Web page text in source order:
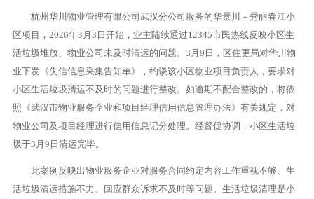
杭州华川物业管理有限公司武汉分公司服务的华景川－秀丽春江小
区项目，2026年3月3日开始，业主陆续通过12345市民热线反映小区生
活垃圾堆放、物业公司未及时清运的问题。3月9日，区住更局对华川物
业下发《失信信息采集告知单》，约谈该小区物业项目负责人，要求对
小区生活垃圾清运不及时的问题进行整改。如逾期不配合整改的，将依
照《武汉市物业服务企业和项目经理信用信息管理办法》有关规定，对
物业公司及项目经理进行信用信息记分处理。经督促协调，小区生活垃
圾于3月9日清运完毕。
此案例反映出物业服务企业对服务合同约定内容工作重视不够、生
活垃圾清运措施不力、回应群众诉求不及时等问题。生活垃圾清理是小